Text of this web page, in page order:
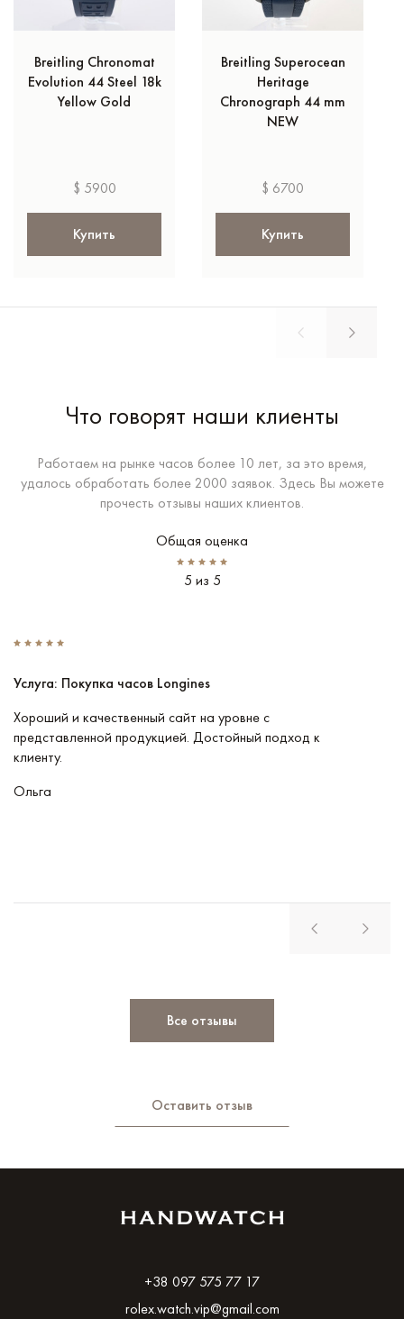
Breitling Chronomat
Evolution 44 Steel 18k
Yellow Gold
$ 5900
Купить
Breitling Superocean
Heritage
Chronograph 44 mm
NEW
$ 6700
Купить
Что говорят наши клиенты
Работаем на рынке часов более 10 лет, за это время,
удалось обработать более 2000 заявок. Здесь Вы можете
прочесть отзывы наших клиентов.
Общая оценка
5 из 5
Услуга: Покупка часов Longines
Хороший и качественный сайт на уровне с
представленной продукцией. Достойный подход к
клиенту.
Ольга
Все отзывы
Оставить отзыв
+38 097 575 77 17
rolex.watch.vip@gmail.com